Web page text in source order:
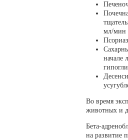
мл/мин
начале
Во время
животных и
Бета-
на развитие